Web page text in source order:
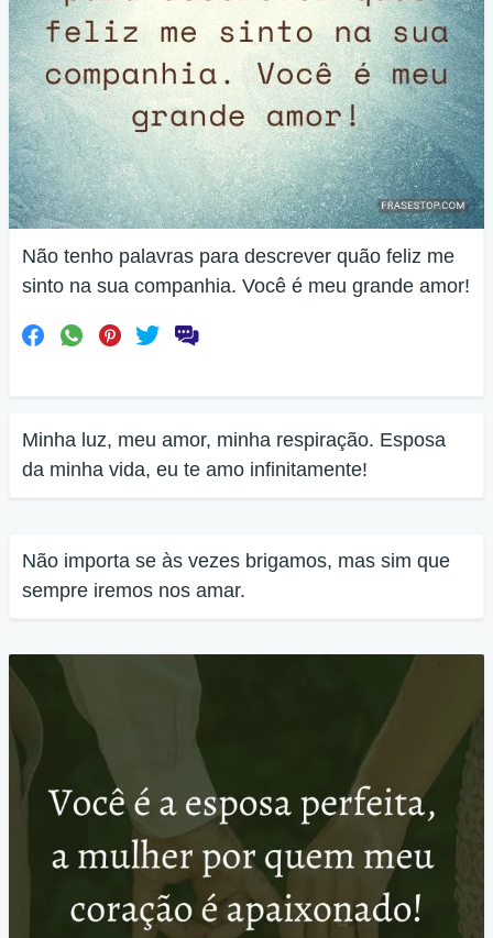
Não tenho palavras para descrever quão feliz me
sinto na sua companhia. Você é meu grande amor!
Minha luz, meu amor, minha respiração. Esposa
da minha vida, eu te amo infinitamente!
Não importa se às vezes brigamos, mas sim que
sempre iremos nos amar.